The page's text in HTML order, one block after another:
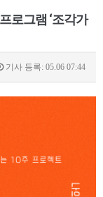
로그램 ‘조각가
기사 등록: 05.06 07:44